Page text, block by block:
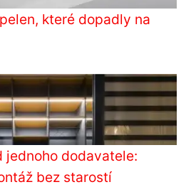
které dopadly na
jednoho dodavatele:
bez starostí